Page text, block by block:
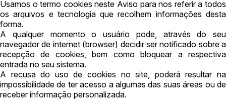
Terreno
Vaga de Garagem
Veículos
Caminhão
Caminhões
Carro
Reboque
Usamos o termo cookies neste Aviso para nos referir a todos
os arquivos e tecnologia que recolhem informações desta
forma.
A qualquer momento o usuário pode, através do seu
navegador de internet (browser) decidir ser notificado sobre a
recepção de cookies, bem como bloquear a respectiva
entrada no seu sistema.
A recusa do uso de cookies no site, poderá resultar na
impossibilidade de ter acesso a algumas das suas áreas ou de
receber informação personalizada.